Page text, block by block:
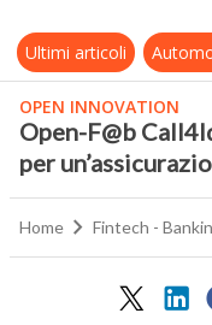
Ultimi articoli
OPEN INNOVATION
Open-F@b
per
Home Fintech -